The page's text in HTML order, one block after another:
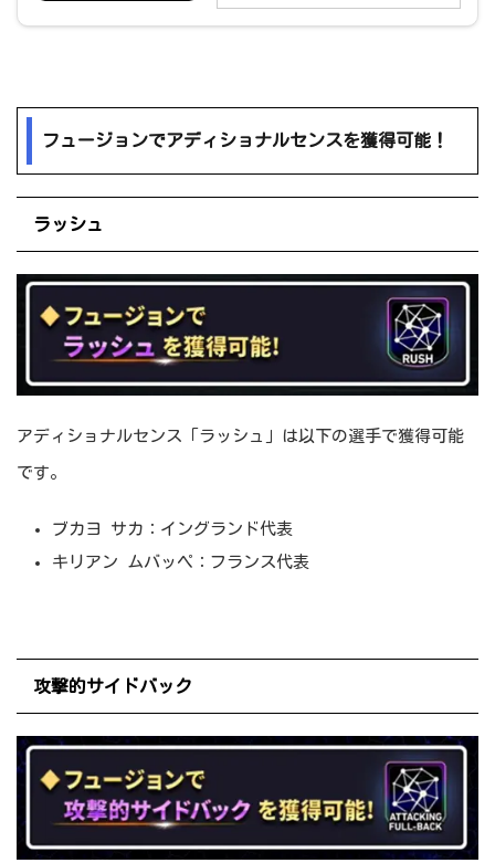
フュージョンでアディショナルセンスを獲得可能！
ラッシュ
アディショナルセンス「ラッシュ」は以下の選手で獲得可能
です。
ブカヨ サカ：イングランド代表
キリアン ムバッペ：フランス代表
攻撃的サイドバック